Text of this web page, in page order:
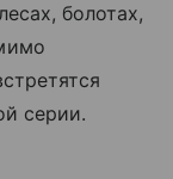
болотах,
серии.